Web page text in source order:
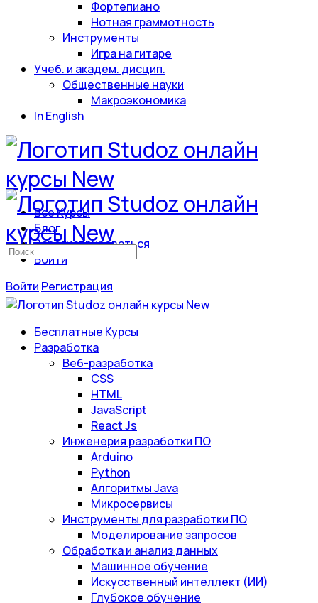
Фортепиано
Нотная граммотность
Инструменты
Игра на гитаре
Учеб. и академ. дисцип.
Общественные науки
Макроэкономика
In English
Все Курсы
Блог
Зарегистрироваться
Войти
Войти Регистрация
Искать:
Бесплатные Курсы
Разработка
Веб-разработка
CSS
HTML
JavaScript
React Js
Инженерия разработки ПО
Arduino
Python
Алгоритмы Java
Микросервисы
Инструменты для разработки ПО
Моделирование запросов
Обработка и анализ данных
Машинное обучение
Искусственный интеллект (ИИ)
Глубокое обучение